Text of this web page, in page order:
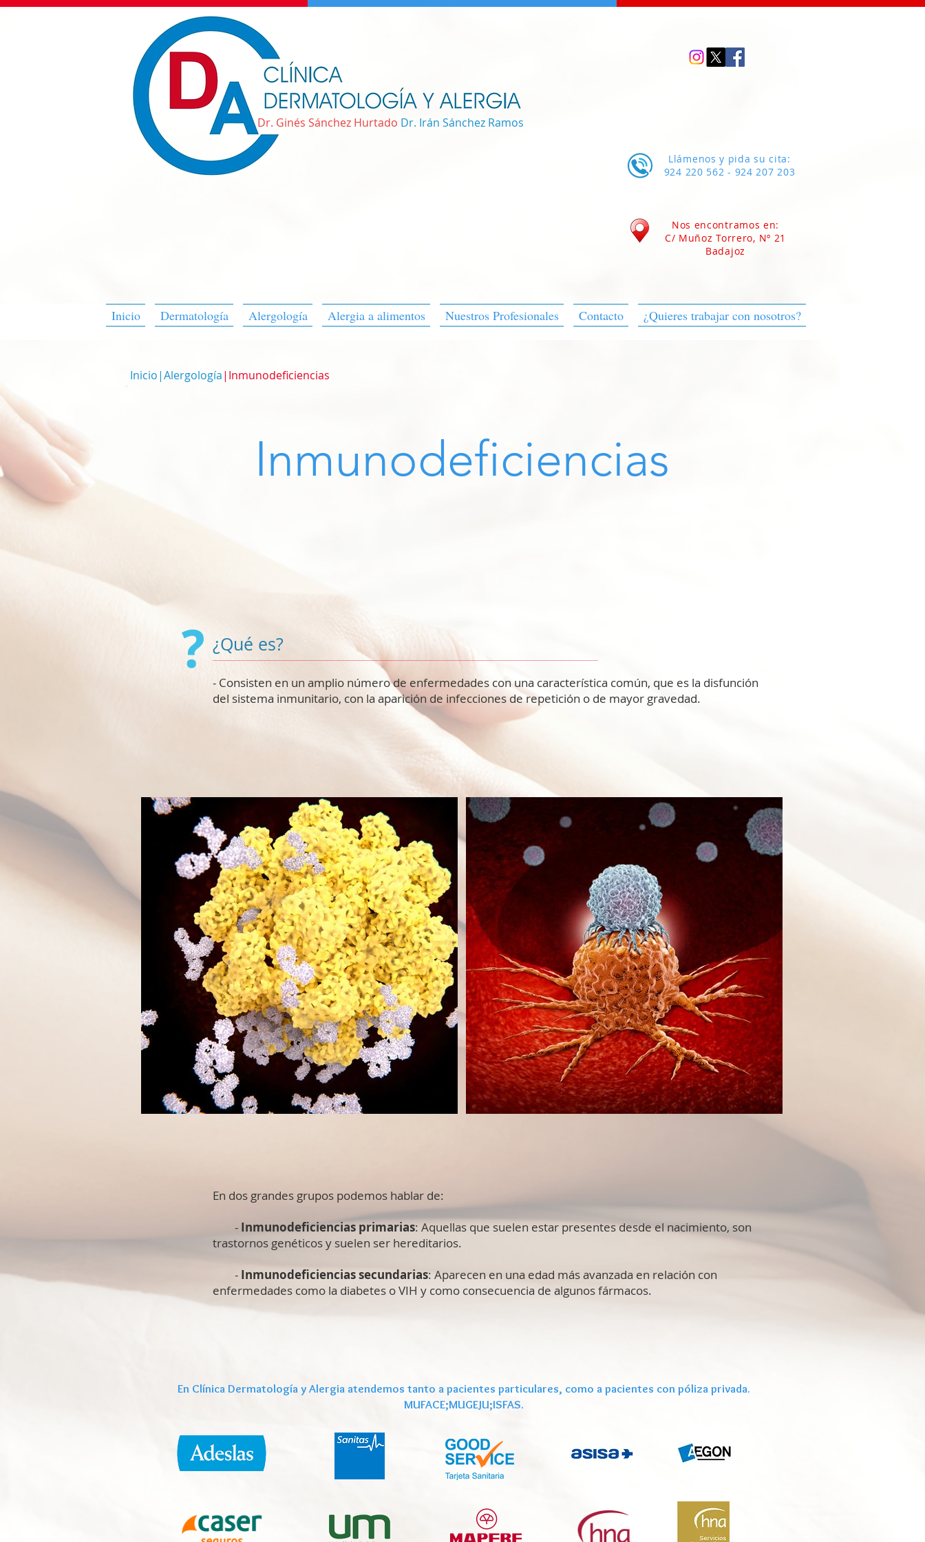
Dr. Ginés Sánchez Hurtado Dr. Irán Sánchez Ramos
Llámenos y pida su cita:
924 220 562 - 924 207 203
Nos encontramos en:
C/ Muñoz Torrero, Nº 21
Badajoz
Inicio Dermatología Alergología Alergia a alimentos Nuestros Profesionales Contacto ¿Quieres trabajar con nosotros?
Inicio|Alergología|Inmunodeficiencias
Inmunodeficiencias
¿Qué es?
- Consisten en un amplio número de enfermedades con una característica común, que es la disfunción
del sistema inmunitario, con la aparición de infecciones de repetición o de mayor gravedad.
En dos grandes grupos podemos hablar de:
- Inmunodeficiencias primarias: Aquellas que suelen estar presentes desde el nacimiento, son
trastornos genéticos y suelen ser hereditarios.
- Inmunodeficiencias secundarias: Aparecen en una edad más avanzada en relación con
enfermedades como la diabetes o VIH y como consecuencia de algunos fármacos.
En Clínica Dermatología y Alergia atendemos tanto a pacientes particulares, como a pacientes con póliza privada.
MUFACE;MUGEJU;ISFAS.